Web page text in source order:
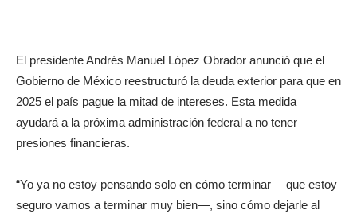
El presidente Andrés Manuel López Obrador anunció que el
Gobierno de México reestructuró la deuda exterior para que en
2025 el país pague la mitad de intereses. Esta medida
ayudará a la próxima administración federal a no tener
presiones financieras.
“Yo ya no estoy pensando solo en cómo terminar —que estoy
seguro vamos a terminar muy bien—, sino cómo dejarle al